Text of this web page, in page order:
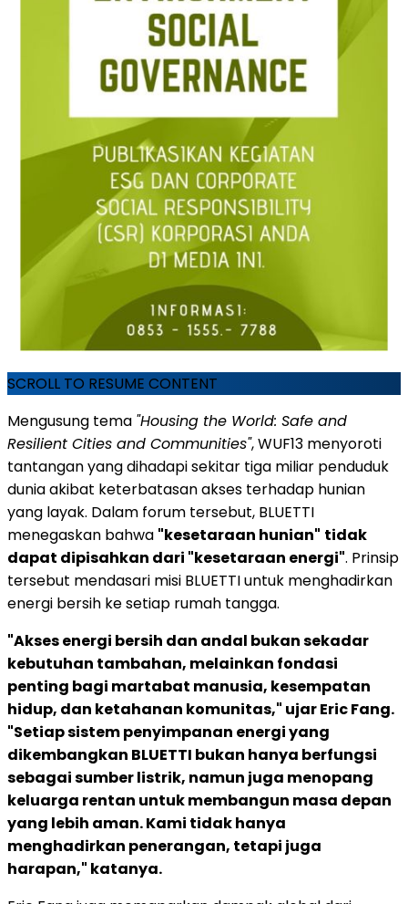
SCROLL TO RESUME CONTENT
Mengusung tema "Housing the World: Safe and
Resilient Cities and Communities", WUF13 menyoroti
tantangan yang dihadapi sekitar tiga miliar penduduk
dunia akibat keterbatasan akses terhadap hunian
yang layak. Dalam forum tersebut, BLUETTI
menegaskan bahwa "kesetaraan hunian" tidak
dapat dipisahkan dari "kesetaraan energi". Prinsip
tersebut mendasari misi BLUETTI untuk menghadirkan
energi bersih ke setiap rumah tangga.
"Akses energi bersih dan andal bukan sekadar
kebutuhan tambahan, melainkan fondasi
penting bagi martabat manusia, kesempatan
hidup, dan ketahanan komunitas," ujar Eric Fang.
"Setiap sistem penyimpanan energi yang
dikembangkan BLUETTI bukan hanya berfungsi
sebagai sumber listrik, namun juga menopang
keluarga rentan untuk membangun masa depan
yang lebih aman. Kami tidak hanya
menghadirkan penerangan, tetapi juga
harapan," katanya.